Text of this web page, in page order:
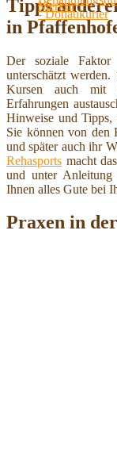
Tipps
in
Der soziale
unterschätzt
Kursen auch mit
Erfahrungen
Hinweise und
Sie können von den
und später auch ihr
Rehasports macht
und unter
Ihnen alles Gute bei
Praxen in